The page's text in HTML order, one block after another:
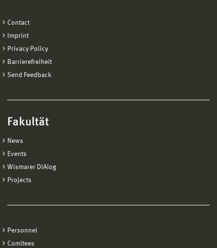
Contact
Imprint
Privacy Policy
Barrierefreiheit
Send Feedback
Fakultät
News
Events
Wismarer DIAlog
Projects
Personnel
Comitees